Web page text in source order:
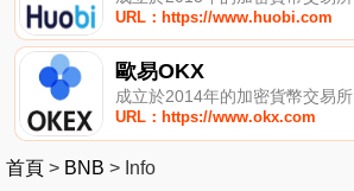
URL：https://www.huobi.com
歐易OKX
成立於2014年的加密貨幣交易所
URL：https://www.okx.com
首頁 > BNB > Info